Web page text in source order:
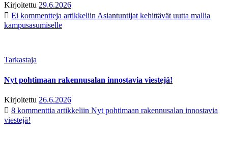
Kirjoitettu 29.6.2026
Ei kommentteja artikkeliin Asiantuntijat kehittävät uutta mallia
kampusasumiselle
Tarkastaja
Nyt pohtimaan rakennusalan innostavia viestejä!
Kirjoitettu 26.6.2026
8 kommenttia artikkeliin Nyt pohtimaan rakennusalan innostavia
viestejä!